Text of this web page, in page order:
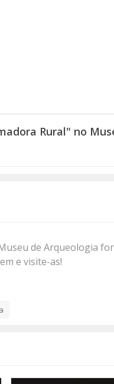
Rural" no
de Arqueologia
e visite-as!